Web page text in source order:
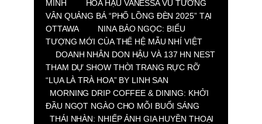
MÌNH
HOA HẬU VANESSA VŨ TƯỜNG
VÂN QUẢNG BÁ “PHỐ LỒNG ĐÈN 2025” TẠI
OTTAWA
NINA BẢO NGỌC: BIỂU
TƯỢNG MỚI CỦA THẾ HỆ MẪU NHÍ VIỆT
DOANH NHÂN DON HẬU VÀ 137 HN NEST
THAM DỰ SHOW THỜI TRANG RỰC RỠ
“LỤA LÀ TRÀ HOA” BY LINH SAN
MORNING DRIP COFFEE & DINING: KHỞI
ĐẦU NGỌT NGÀO CHO MỖI BUỔI SÁNG
THÁI NHÀN: NHIẾP ẢNH GIA HUYỀN THOẠI